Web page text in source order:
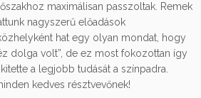
maximálisan passzoltak. Remek
nagyszerű előadások
hat egy olyan mondat, hogy
dolga volt”, de ez most fokozottan így
a legjobb tudását a színpadra.
kedves résztvevőnek!